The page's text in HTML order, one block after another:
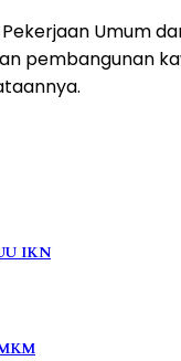
Umum
pembangunan
IKN